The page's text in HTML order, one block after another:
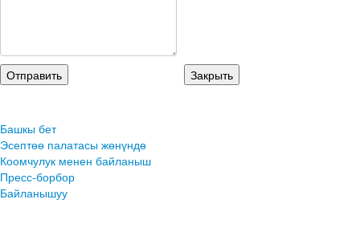
Башкы бет
Эсептөө палатасы жөнүндө
Коомчулук менен байланыш
Пресс-борбор
Байланышуу